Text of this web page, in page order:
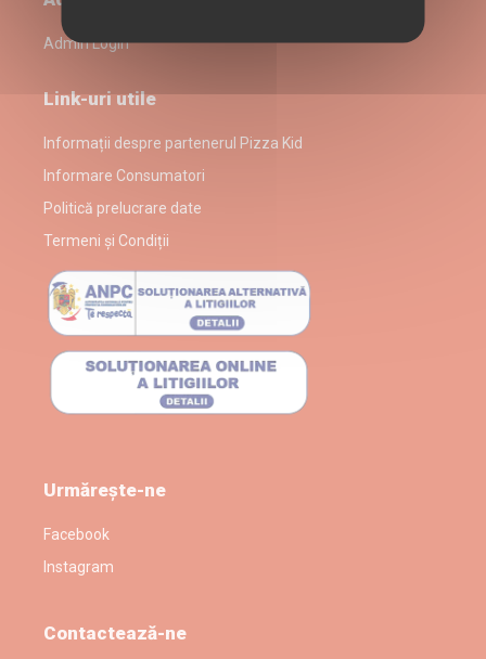
Admin Login
Link-uri utile
Informații despre partenerul Pizza Kid
Informare Consumatori
Politică prelucrare date
Termeni și Condiții
Urmărește-ne
Facebook
Instagram
Contactează-ne